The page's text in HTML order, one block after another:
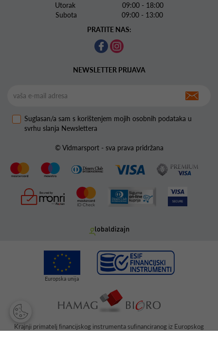
Utorak 09:00 - 18:00
Subota 09:00 - 13:00
PRATITE NAS:
NEWSLETTER PRIJAVA
Suglasan/a sam s korištenjem mojih osobnih podataka u
svrhu slanja Newslettera
© Vidmarsport - sva prava pridržana
Krajnji primatelj ﬁnancijskog instrumenta suﬁnanciranog iz Europskog